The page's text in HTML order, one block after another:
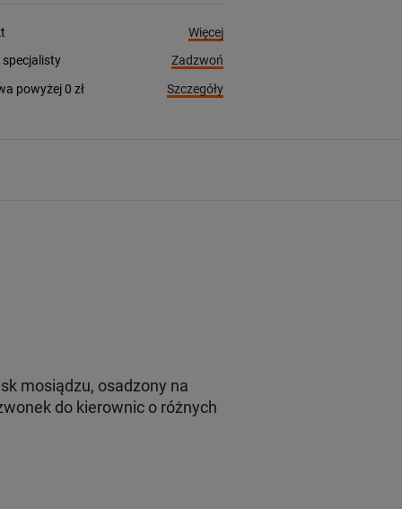
Więcej
Zadzwoń
powyżej 0 zł
Szczegóły
mosiądzu, osadzony na
do kierownic o różnych